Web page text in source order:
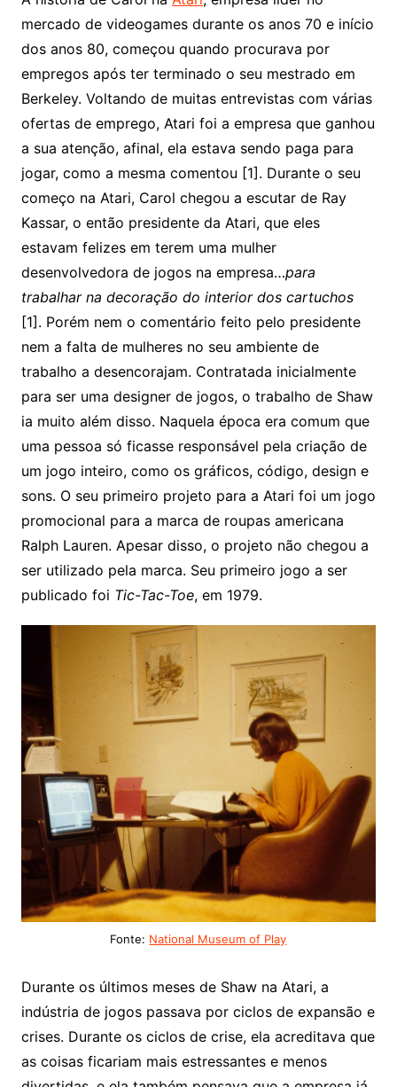
mercado de videogames durante os anos 70 e início
dos anos 80, começou quando procurava por
empregos após ter terminado o seu mestrado em
Berkeley. Voltando de muitas entrevistas com várias
ofertas de emprego, Atari foi a empresa que ganhou
a sua atenção, afinal, ela estava sendo paga para
jogar, como a mesma comentou [1]. Durante o seu
começo na Atari, Carol chegou a escutar de Ray
Kassar, o então presidente da Atari, que eles
estavam felizes em terem uma mulher
desenvolvedora de jogos na empresa…para
trabalhar na decoração do interior dos cartuchos
[1]. Porém nem o comentário feito pelo presidente
nem a falta de mulheres no seu ambiente de
trabalho a desencorajam. Contratada inicialmente
para ser uma designer de jogos, o trabalho de Shaw
ia muito além disso. Naquela época era comum que
uma pessoa só ficasse responsável pela criação de
um jogo inteiro, como os gráficos, código, design e
sons. O seu primeiro projeto para a Atari foi um jogo
promocional para a marca de roupas americana
Ralph Lauren. Apesar disso, o projeto não chegou a
ser utilizado pela marca. Seu primeiro jogo a ser
publicado foi Tic-Tac-Toe, em 1979.
Fonte: National Museum of Play
Durante os últimos meses de Shaw na Atari, a
indústria de jogos passava por ciclos de expansão e
crises. Durante os ciclos de crise, ela acreditava que
as coisas ficariam mais estressantes e menos